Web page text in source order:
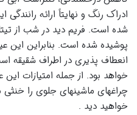
ادراک رنگ و نهایتاً ارائه
شده است. فریم دید در شب از
پوشیده شده است. بنابراین این
انعطاف پذیری در اطراف شقیقه
خواهد بود. از جمله امتیازات
چراغهای ماشینهای جلوی را
خواهید دید .